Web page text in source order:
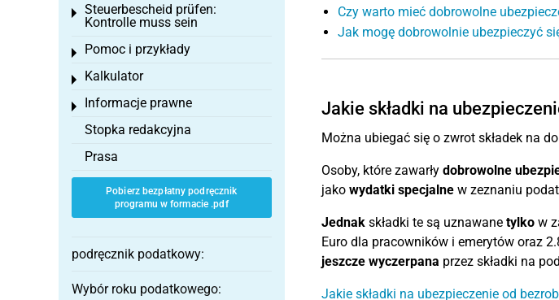
Czy warto mieć dobrowolne
Jak mogę dobrowolnie ubezpieczyć
Jakie składki na
Można ubiegać się o zwrot składek na
Osoby, które zawarły dobrowolne
jako wydatki specjalnew zeznaniu
Jednakskładki te są uznawane tylkow
Euro dla pracowników i emerytów oraz
jeszcze wyczerpana przez składki na
Jakie składki na ubezpieczenie od
Steuerbescheid prüfen:
Kontrolle muss sein
Toggle menu
Pomoc i przykłady
Toggle menu
Kalkulator
Toggle menu
Informacje prawne
Toggle menu
Stopka redakcyjna
Prasa
Pobierz bezpłatny podręcznik
programu w formacie .pdf
podręcznik podatkowy:
Wybór roku podatkowego: